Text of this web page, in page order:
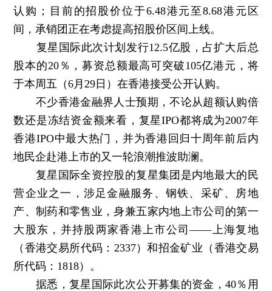
认购；目前的招股价位于6.48港元至8.68港元区
间，承销团正在考虑提高招股价区间上线。
复星国际此次计划发行12.5亿股，占扩大后总
股本的20％，募资总额最高可突破105亿港元，将
于本周五（6月29日）在香港接受公开认购。
不少香港金融界人士预期，不论从超额认购倍
数还是冻结资金额来看，复星IPO都将成为2007年
香港IPO中最大热门，并为香港回归十周年前后内
地民企赴港上市的又一轮浪潮推波助澜。
复星国际全资控股的复星集团是内地最大的民
营企业之一，涉足金融服务、钢铁、采矿、房地
产、制药和零售业，身兼五家内地上市公司的第一
大股东，并持股两家香港上市公司——上海复地
（香港交易所代码：2337）和招金矿业（香港交易
所代码：1818）。
据悉，复星国际此次公开募集的资金，40％用